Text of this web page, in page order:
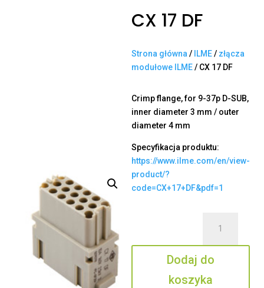
CX 17 DF
Strona główna / ILME/ złącza
modułowe ILME/ CX 17 DF
Crimp flange, for 9-37p D-SUB,
inner diameter 3 mm / outer
diameter 4 mm
Specyfikacja produktu:
https://www.ilme.com/en/view-
product/?
code=CX+17+DF&pdf=1
17
DF
Dodaj do
koszyka